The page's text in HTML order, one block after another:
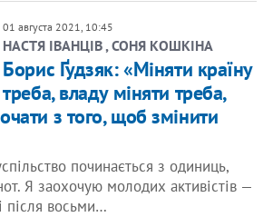
01 августа 2021, 10:45
НАСТЯ ІВАНЦІВ , СОНЯ КОШКІНА
Борис Ґудзяк: «Міняти країну
треба, владу міняти треба,
з того, щоб змінити
починається з одиниць,
Я заохочую молодих активістів —
після восьми…